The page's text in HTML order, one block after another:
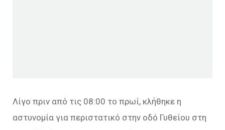
Λίγο πριν από τις 08:00 το πρωί, κλήθηκε η
αστυνομία για περιστατικό στην οδό Γυθείου στη